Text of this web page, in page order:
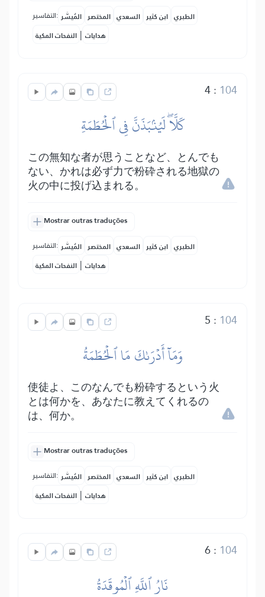
التفاسير: المُيسَّر المختصر السعدي ابن كثير الطبري
النفحات المكية | هدايات
4: 104
كَلَّاۖ لَيُنۢبَذَنَّ فِي ٱلۡحُطَمَةِ
この無知な者が思うことなど、とんでも
ない、かれは必ず力で粉砕される地獄の
火の中に投げ込まれる。
Mostrar outras traduções
التفاسير: المُيسَّر المختصر السعدي ابن كثير الطبري
النفحات المكية | هدايات
5 : 104
وَمَآ أَدۡرَىٰكَ مَا ٱلۡحُطَمَةُ
使徒よ、このなんでも粉砕するという火
とは何かを、あなたに教えてくれるの
は、何か。
Mostrar outras traduções
التفاسير: المُيسَّر المختصر السعدي ابن كثير الطبري
النفحات المكية | هدايات
6: 104
نَارُ ٱللَّهِ ٱلۡمُوقَدَةُ